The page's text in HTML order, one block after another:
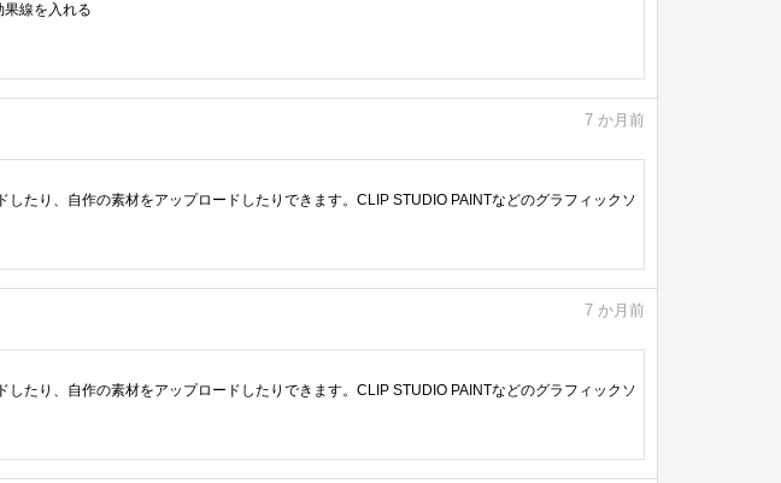
線を入れる
7 か月前
たり、自作の素材をアップロードしたりできます。CLIP STUDIO PAINTなどのグラフィックソ
7 か月前
たり、自作の素材をアップロードしたりできます。CLIP STUDIO PAINTなどのグラフィックソ